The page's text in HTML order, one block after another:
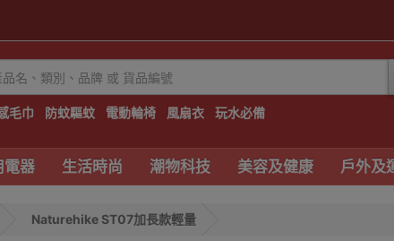
毛巾 防蚊驅蚊 電動輪椅 風扇衣 玩水必備
電器 生活時尚 潮物科技 美容及健康 戶外及
Naturehike ST07加長款輕量